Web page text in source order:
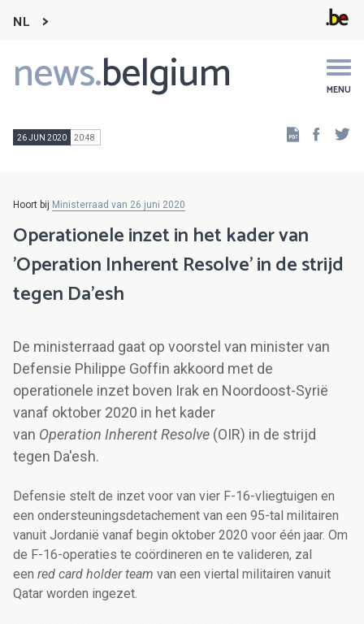
NL
news.belgium MENU
Main
navigation
26 JUN 2020 20:48
Hoort bij Ministerraad van 26 juni 2020
Operationele inzet in het kader van
'Operation Inherent Resolve' in de strijd
tegen Da'esh
De ministerraad gaat op voorstel van minister van
Defensie Philippe Goffin akkoord met de
operationele inzet boven Irak en Noordoost-Syrië
vanaf oktober 2020 in het kader
van Operation Inherent Resolve (OIR) in de strijd
tegen Da'esh.
Defensie stelt de inzet voor van vier F-16-vliegtuigen en
een ondersteuningsdetachement van een 95-tal militairen
vanuit Jordanië vanaf begin oktober 2020 voor één jaar. Om
de F-16-operaties te coördineren en te valideren, zal
een red card holder team van een viertal militairen vanuit
Qatar worden ingezet.